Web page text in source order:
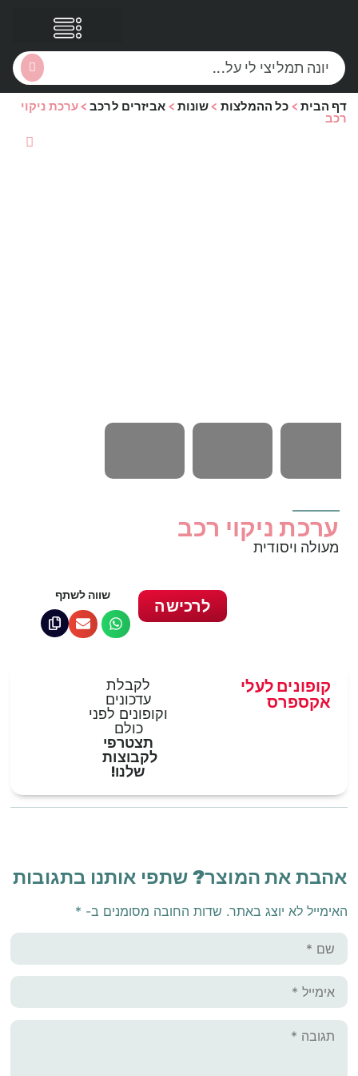
דף הבית > כל ההמלצות >שונות > אביזרים לרכב>ערכת ניקוי
רכב
ערכת ניקוי רכב
מעולה ויסודית
שווה לשתף
לרכישה
לקבלת
עדכונים
וקופונים לפני
כולם
תצטרפי
לקבוצות
שלנו!
קופונים לעלי
אקספרס
אהבת את המוצר? שתפי אותנו בתגובות
האימייל לא יוצג באתר. שדות החובה מסומנים ב- *